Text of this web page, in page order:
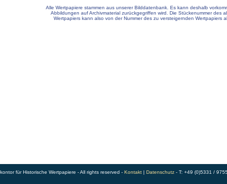
Alle Wertpapiere stammen aus unserer Bilddatenbank. Es kann deshalb
Abbildungen auf Archivmaterial zurückgegriffen wird. Die Stückenummer des
Wertpapiers kann also von der Nummer des zu versteigernden Wertpapiers
für Historische Wertpapiere - All rights reserved - Kontakt| Datenschutz- T: +49 (0)5331 /